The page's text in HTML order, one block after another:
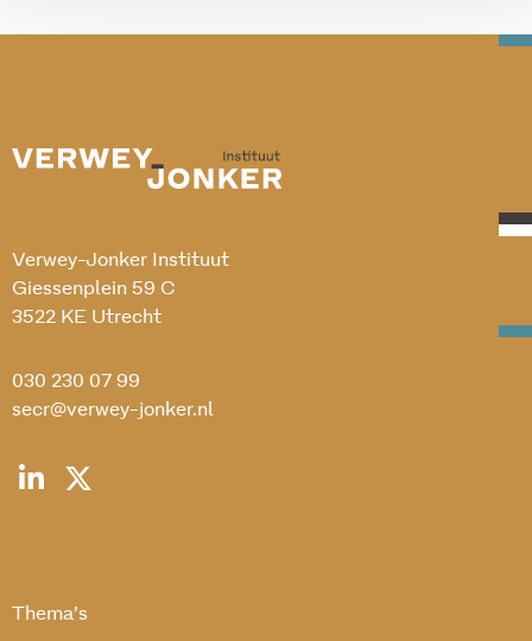
Verwey-Jonker Instituut
Giessenplein 59 C
3522 KE Utrecht
030 230 07 99
secr@verwey-jonker.nl
Thema’s